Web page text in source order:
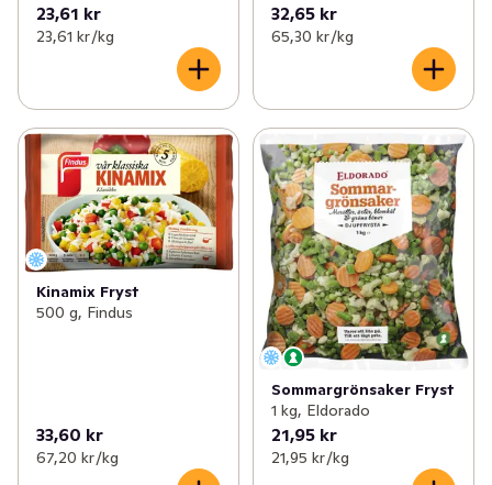
23,61 kr
23,61 kr /kg
32,65 kr
65,30 kr /kg
Kinamix Fryst
500 g, Findus
33,60 kr
67,20 kr /kg
Sommargrönsaker Fryst
1 kg, Eldorado
21,95 kr
21,95 kr /kg